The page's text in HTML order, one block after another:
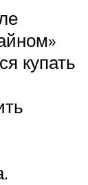
купать